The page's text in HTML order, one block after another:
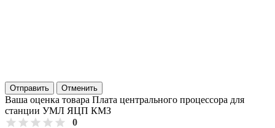
Отправить Отменить
Ваша оценка товара Плата центрального процессора для
станции УМЛ ЯЦП КМЗ
0